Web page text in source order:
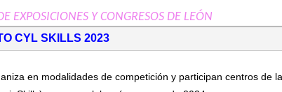
EXPOSICIONES Y CONGRESOS DE LEÓN
CYL SKILLS 2023
en modalidades de competición y participan centros de